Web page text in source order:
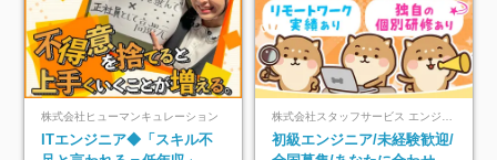
株式会社ヒューマンキュレーション
ITエンジニア◆「スキル不
初級エンジニア/未経験歓迎/